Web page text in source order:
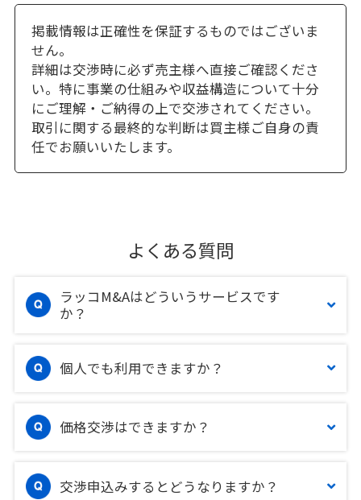
掲載情報は正確性を保証するものではございま
せん。
詳細は交渉時に必ず売主様へ直接ご確認くださ
い。特に事業の仕組みや収益構造について十分
にご理解・ご納得の上で交渉されてください。
取引に関する最終的な判断は買主様ご自身の責
任でお願いいたします。
よくある質問
ラッコM&Aはどういうサービスです
か？
個人でも利用できますか？
価格交渉はできますか？
交渉申込みするとどうなりますか？